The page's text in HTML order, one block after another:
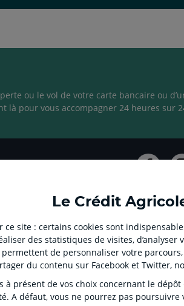
Le Crédit
ce site : certains cookies sont
des statistiques de visites,
permettent de personnaliser votre
du contenu sur Facebook et Twitter,
à présent de vos choix concernant le
A défaut, vous ne pourrez pas
ou le vol de votre carte bancaire ou
là pour vous accompagner 24 heures sur
un
:
aller
sur
la
RELATION BANQUE CLIENT
Résoudre un litige - Réclamation et médiation
Tarifs
Informations réglementaires
Fonds de Garantie des Dépôts et de Résolution
Dispositifs Lanceur d’Alertes